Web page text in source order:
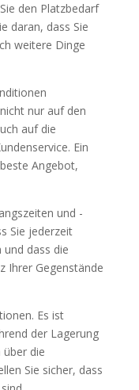
den Platzbedarf
daran, dass Sie
weitere Dinge
nur auf den
auf die
Ein
Angebot,
und -
Sie jederzeit
dass die
Ihrer Gegenstände
Es ist
der Lagerung
über die
Sie sicher, dass